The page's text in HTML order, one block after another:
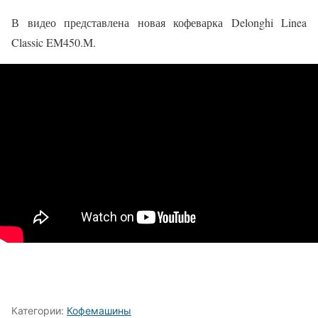
В видео представлена новая кофеварка Delonghi Linea
Classic EM450.M.
Категории: Кофемашины